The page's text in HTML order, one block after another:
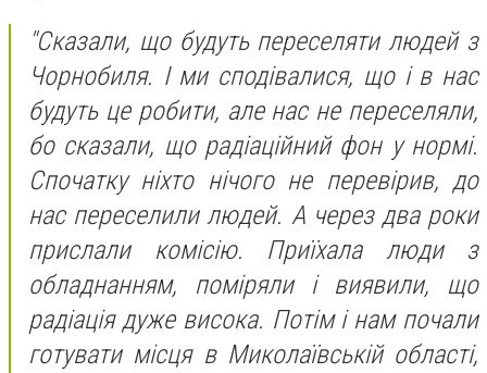
"Сказали, що будуть переселяти людей з
Чорнобиля. І ми сподівалися, що і в нас
будуть це робити, але нас не переселяли,
бо сказали, що радіаційний фон у нормі.
Спочатку ніхто нічого не перевірив, до
нас переселили людей. А через два роки
прислали комісію. Приїхала люди з
обладнанням, поміряли і виявили, що
радіація дуже висока. Потім і нам почали
готувати місця в Миколаївській області,